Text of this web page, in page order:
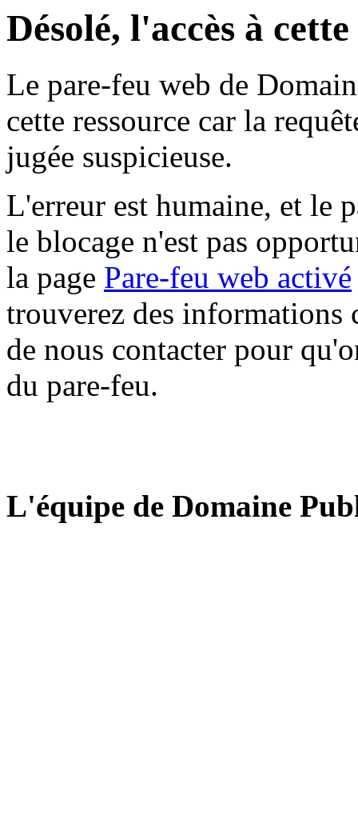
Désolé, l'accès à
Le pare-feu web de
cette ressource car la
jugée suspicieuse.
L'erreur est humaine, et le
le blocage n'est pas
la page Pare-feu web activé
trouverez des informations
de nous contacter pour
du pare-feu.
L'équipe de Domaine